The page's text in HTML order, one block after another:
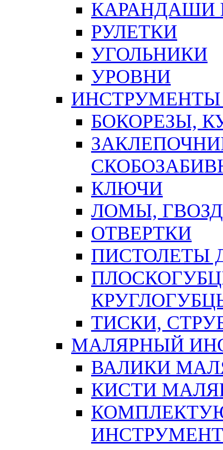
КАРАНДАШИ
РУЛЕТКИ
УГОЛЬНИКИ
УРОВНИ
БОКОРЕЗЫ,
КЛЮЧИ
ЛОМЫ,
ОТВЕРТКИ
ПИСТОЛЕТЫ
ТИСКИ,
МАЛЯРНЫЙ
ВАЛИКИ
КИСТИ